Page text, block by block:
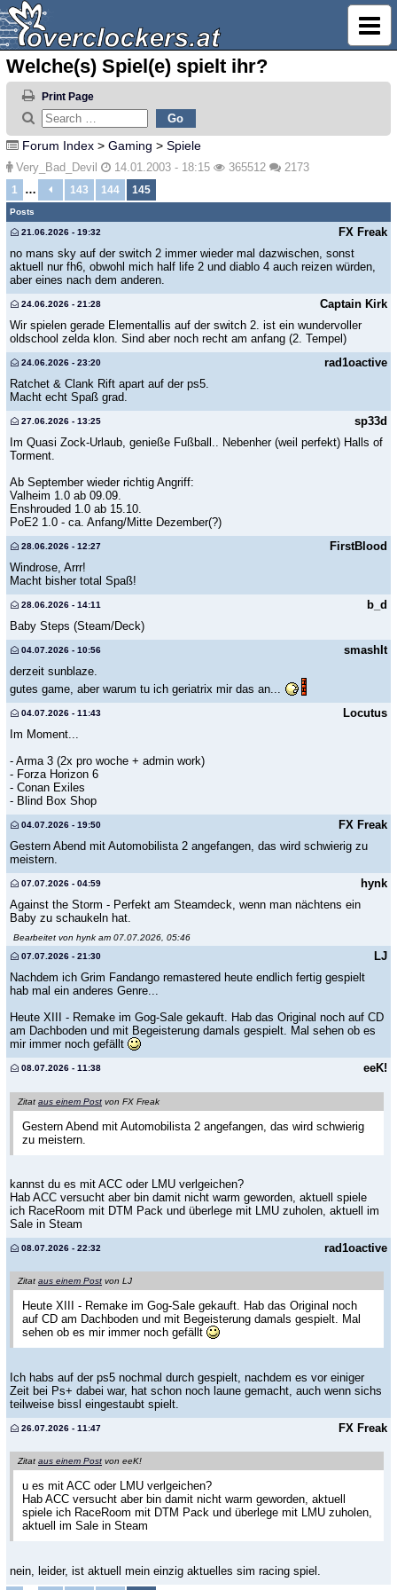
Welche(s) Spiel(e) spielt ihr?
Print Page
Forum Index > Gaming > Spiele
Very_Bad_Devil 14.01.2003 - 18:15 365512 2173
1 … 143 144 145
Posts
FX Freak
21.06.2026 - 19:32
no mans sky auf der switch 2 immer wieder mal dazwischen, sonst
aktuell nur fh6, obwohl mich half life 2 und diablo 4 auch reizen würden,
aber eines nach dem anderen.
Captain Kirk
24.06.2026 - 21:28
Wir spielen gerade Elementallis auf der switch 2. ist ein wundervoller
oldschool zelda klon. Sind aber noch recht am anfang (2. Tempel)
rad1oactive
24.06.2026 - 23:20
Ratchet & Clank Rift apart auf der ps5.
Macht echt Spaß grad.
sp33d
27.06.2026 - 13:25
Im Quasi Zock-Urlaub, genieße Fußball.. Nebenher (weil perfekt) Halls of
Torment.
Ab September wieder richtig Angriff:
Valheim 1.0 ab 09.09.
Enshrouded 1.0 ab 15.10.
PoE2 1.0 - ca. Anfang/Mitte Dezember(?)
FirstBlood
28.06.2026 - 12:27
Windrose, Arrr!
Macht bisher total Spaß!
b_d
28.06.2026 - 14:11
Baby Steps (Steam/Deck)
smashIt
04.07.2026 - 10:56
derzeit sunblaze.
gutes game, aber warum tu ich geriatrix mir das an...
Locutus
04.07.2026 - 11:43
Im Moment...
- Arma 3 (2x pro woche + admin work)
- Forza Horizon 6
- Conan Exiles
- Blind Box Shop
FX Freak
04.07.2026 - 19:50
Gestern Abend mit Automobilista 2 angefangen, das wird schwierig zu
meistern.
hynk
07.07.2026 - 04:59
Against the Storm - Perfekt am Steamdeck, wenn man nächtens ein
Baby zu schaukeln hat.
Bearbeitet von hynk am 07.07.2026, 05:46
LJ
07.07.2026 - 21:30
Nachdem ich Grim Fandango remastered heute endlich fertig gespielt
hab mal ein anderes Genre...
Heute XIII - Remake im Gog-Sale gekauft. Hab das Original noch auf CD
am Dachboden und mit Begeisterung damals gespielt. Mal sehen ob es
mir immer noch gefällt
eeK!
08.07.2026 - 11:38
Zitat aus einem Post von FX Freak
Gestern Abend mit Automobilista 2 angefangen, das wird schwierig
zu meistern.
kannst du es mit ACC oder LMU verlgeichen?
Hab ACC versucht aber bin damit nicht warm geworden, aktuell spiele
ich RaceRoom mit DTM Pack und überlege mit LMU zuholen, aktuell im
Sale in Steam
rad1oactive
08.07.2026 - 22:32
Zitat aus einem Post von LJ
Heute XIII - Remake im Gog-Sale gekauft. Hab das Original noch
auf CD am Dachboden und mit Begeisterung damals gespielt. Mal
sehen ob es mir immer noch gefällt
Ich habs auf der ps5 nochmal durch gespielt, nachdem es vor einiger
Zeit bei Ps+ dabei war, hat schon noch laune gemacht, auch wenn sichs
teilweise bissl eingestaubt spielt.
FX Freak
26.07.2026 - 11:47
Zitat aus einem Post von eeK!
u es mit ACC oder LMU verlgeichen?
Hab ACC versucht aber bin damit nicht warm geworden, aktuell
spiele ich RaceRoom mit DTM Pack und überlege mit LMU zuholen,
aktuell im Sale in Steam
nein, leider, ist aktuell mein einzig aktuelles sim racing spiel.